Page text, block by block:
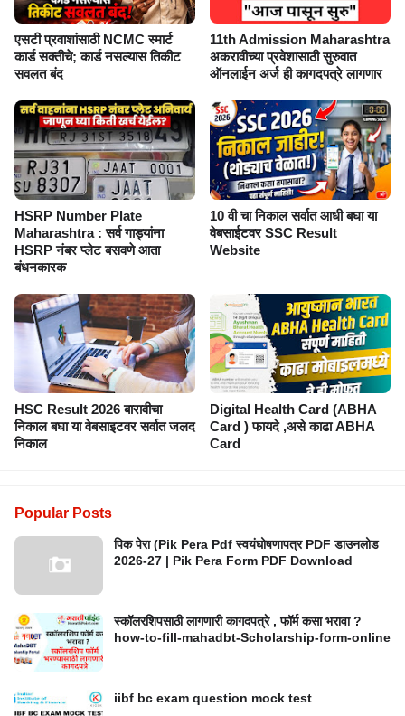
एसटी प्रवाशांसाठी NCMC स्मार्ट
कार्ड सक्तीचे; कार्ड नसल्यास तिकीट
सवलत बंद
11th Admission Maharashtra
अकरावीच्या प्रवेशासाठी सुरुवात
ऑनलाईन अर्ज ही कागदपत्रे लागणार
HSRP Number Plate
Maharashtra : सर्व गाड्यांना
HSRP नंबर प्लेट बसवणे आता
बंधनकारक
10 वी चा निकाल सर्वात आधी बघा या
वेबसाईटवर SSC Result
Website
HSC Result 2026 बारावीचा
निकाल बघा या वेबसाइटवर सर्वात जलद
निकाल
Digital Health Card (ABHA
Card ) फायदे ,असे काढा ABHA
Card
2026-27 | Pik Pera Form PDF Download
how-to-fill-mahadbt-Scholarship-form-online